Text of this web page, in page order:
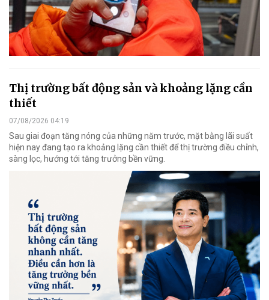
Thị trường bất động sản và khoảng lặng cần
thiết
07/08/2026 04:19
Sau giai đoạn tăng nóng của những năm trước, mặt bằng lãi suất
hiện nay đang tạo ra khoảng lặng cần thiết để thị trường điều chỉnh,
sàng lọc, hướng tới tăng trưởng bền vững.